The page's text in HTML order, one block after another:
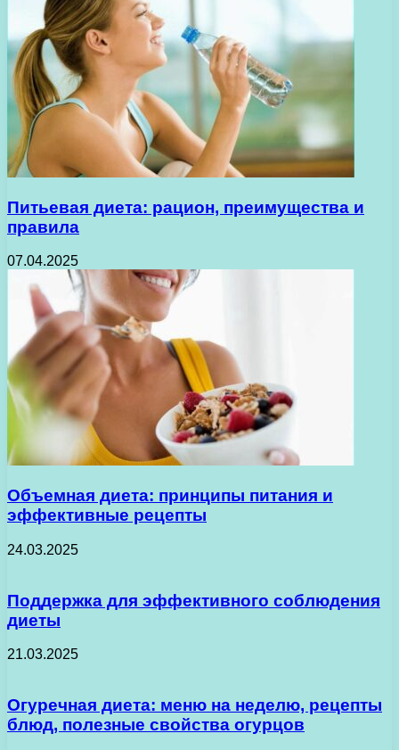
Питьевая диета: рацион, преимущества и
правила
07.04.2025
Объемная диета: принципы питания и
эффективные рецепты
24.03.2025
Поддержка для эффективного соблюдения
диеты
21.03.2025
Огуречная диета: меню на неделю, рецепты
блюд, полезные свойства огурцов